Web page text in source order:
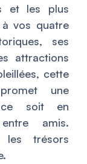
et les plus
vos quatre
ses
attractions
cette
une
ce soit en
amis.
les trésors